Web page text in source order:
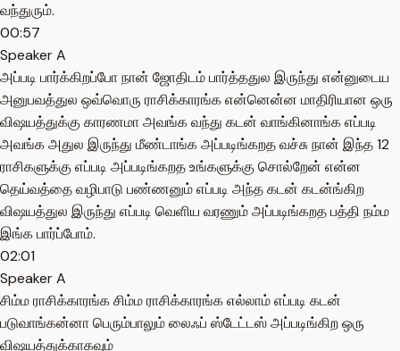
வந்துரும்.
00:57
Speaker A
அப்படி பார்க்கிறப்போ நான் ஜோதிடம் பார்த்ததுல இருந்து என்னுடைய
அனுபவத்துல ஒவ்வொரு ராசிக்காரங்க என்னென்ன மாதிரியான ஒரு
விஷயத்துக்கு காரணமா அவங்க வந்து கடன் வாங்கினாங்க எப்படி
அவங்க அதுல இருந்து மீண்டாங்க அப்படிங்கறத வச்சு நான் இந்த 12
ராசிகளுக்கு எப்படி அப்படிங்கறத உங்களுக்கு சொல்றேன் என்ன
தெய்வத்தை வழிபாடு பண்ணனும் எப்படி அந்த கடன் கடன்ங்கிற
விஷயத்துல இருந்து எப்படி வெளிய வரணும் அப்படிங்கறத பத்தி நம்ம
இங்க பார்ப்போம்.
02:01
Speaker A
சிம்ம ராசிக்காரங்க சிம்ம ராசிக்காரங்க எல்லாம் எப்படி கடன்
படுவாங்கன்னா பெரும்பாலும் லைஃப் ஸ்டேட்டஸ் அப்படிங்கிற ஒரு
விஷயத்துக்காகவும்